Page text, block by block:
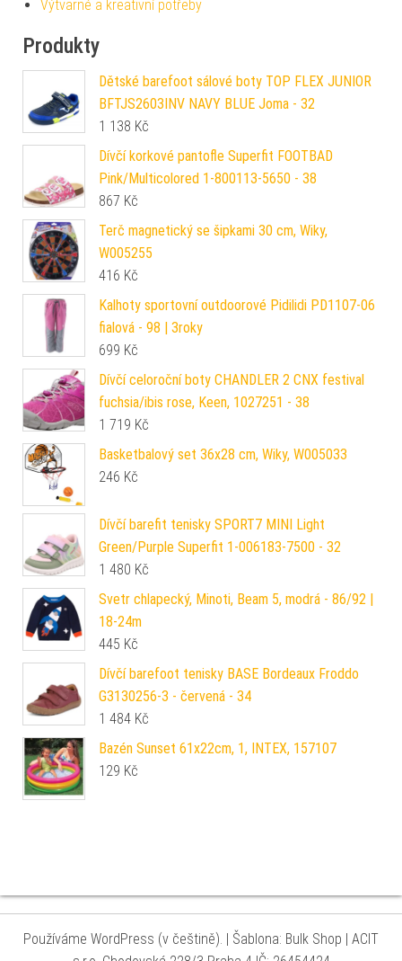
Výtvarné a kreativní potřeby
Produkty
Dětské barefoot sálové boty TOP FLEX JUNIOR
BFTJS2603INV NAVY BLUE Joma - 32
1 138 Kč
Dívčí korkové pantofle Superfit FOOTBAD
Pink/Multicolored 1-800113-5650 - 38
867 Kč
Terč magnetický se šipkami 30 cm, Wiky,
W005255
416 Kč
Kalhoty sportovní outdoorové Pidilidi PD1107-06
fialová - 98 | 3roky
699 Kč
Dívčí celoroční boty CHANDLER 2 CNX festival
fuchsia/ibis rose, Keen, 1027251 - 38
1 719 Kč
Basketbalový set 36x28 cm, Wiky, W005033
246 Kč
Dívčí barefit tenisky SPORT7 MINI Light
Green/Purple Superfit 1-006183-7500 - 32
1 480 Kč
Svetr chlapecký, Minoti, Beam 5, modrá - 86/92 |
18-24m
445 Kč
Dívčí barefoot tenisky BASE Bordeaux Froddo
G3130256-3 - červená - 34
1 484 Kč
Bazén Sunset 61x22cm, 1, INTEX, 157107
129 Kč
Používáme WordPress (v češtině). Šablona: Bulk Shop
| ACIT